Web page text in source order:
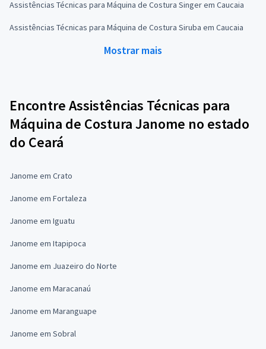
Assistências Técnicas para Máquina de Costura Singer em Caucaia
Assistências Técnicas para Máquina de Costura Siruba em Caucaia
Mostrar mais
Encontre Assistências Técnicas para
Máquina de Costura Janome no estado
do Ceará
Janome em Crato
Janome em Fortaleza
Janome em Iguatu
Janome em Itapipoca
Janome em Juazeiro do Norte
Janome em Maracanaú
Janome em Maranguape
Janome em Sobral